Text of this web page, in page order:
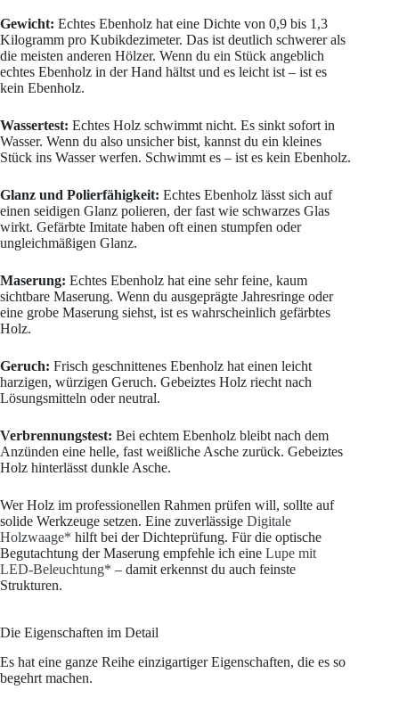
Gewicht: Echtes Ebenholz hat eine Dichte von 0,9 bis 1,3
Kilogramm pro Kubikdezimeter. Das ist deutlich schwerer als
die meisten anderen Hölzer. Wenn du ein Stück angeblich
echtes Ebenholz in der Hand hältst und es leicht ist – ist es
kein Ebenholz.
Wassertest: Echtes Holz schwimmt nicht. Es sinkt sofort in
Wasser. Wenn du also unsicher bist, kannst du ein kleines
Stück ins Wasser werfen. Schwimmt es – ist es kein Ebenholz.
Glanz und Polierfähigkeit: Echtes Ebenholz lässt sich auf
einen seidigen Glanz polieren, der fast wie schwarzes Glas
wirkt. Gefärbte Imitate haben oft einen stumpfen oder
ungleichmäßigen Glanz.
Maserung: Echtes Ebenholz hat eine sehr feine, kaum
sichtbare Maserung. Wenn du ausgeprägte Jahresringe oder
eine grobe Maserung siehst, ist es wahrscheinlich gefärbtes
Holz.
Geruch: Frisch geschnittenes Ebenholz hat einen leicht
harzigen, würzigen Geruch. Gebeiztes Holz riecht nach
Lösungsmitteln oder neutral.
Verbrennungstest: Bei echtem Ebenholz bleibt nach dem
Anzünden eine helle, fast weißliche Asche zurück. Gebeiztes
Holz hinterlässt dunkle Asche.
Wer Holz im professionellen Rahmen prüfen will, sollte auf
solide Werkzeuge setzen. Eine zuverlässige Digitale
Holzwaage* hilft bei der Dichteprüfung. Für die optische
Begutachtung der Maserung empfehle ich eine Lupe mit
LED-Beleuchtung* – damit erkennst du auch feinste
Strukturen.
Die Eigenschaften im Detail
Es hat eine ganze Reihe einzigartiger Eigenschaften, die es so
begehrt machen.